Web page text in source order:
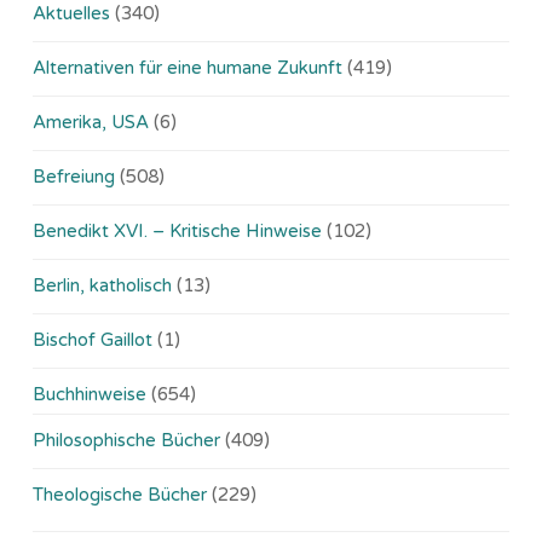
Aktuelles (340)
Alternativen für eine humane Zukunft (419)
Amerika, USA (6)
Befreiung (508)
Benedikt XVI. – Kritische Hinweise (102)
Berlin, katholisch (13)
Bischof Gaillot (1)
Buchhinweise (654)
Philosophische Bücher (409)
Theologische Bücher (229)